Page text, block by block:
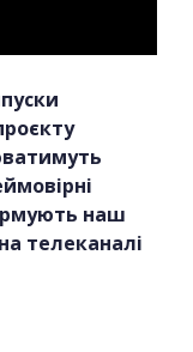
наш
телеканалі